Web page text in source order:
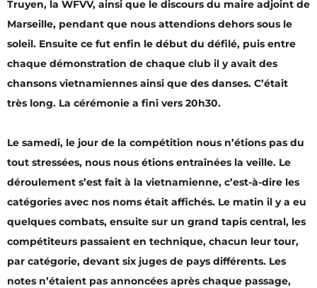
Truyen, la WFVV, ainsi que le discours du maire adjoint de
Marseille, pendant que nous attendions dehors sous le
soleil. Ensuite ce fut enfin le début du défilé, puis entre
chaque démonstration de chaque club il y avait des
chansons vietnamiennes ainsi que des danses. C’était
très long. La cérémonie a fini vers 20h30.
Le samedi, le jour de la compétition nous n’étions pas du
tout stressées, nous nous étions entraînées la veille. Le
déroulement s’est fait à la vietnamienne, c’est-à-dire les
catégories avec nos noms était affichés. Le matin il y a eu
quelques combats, ensuite sur un grand tapis central, les
compétiteurs passaient en technique, chacun leur tour,
par catégorie, devant six juges de pays différents. Les
notes n’étaient pas annoncées après chaque passage,